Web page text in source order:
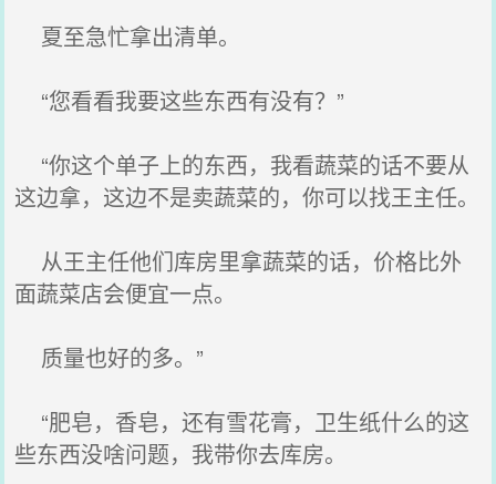
夏至急忙拿出清单。
“您看看我要这些东西有没有？”
“你这个单子上的东西，我看蔬菜的话不要从
这边拿，这边不是卖蔬菜的，你可以找王主任。
从王主任他们库房里拿蔬菜的话，价格比外
面蔬菜店会便宜一点。
质量也好的多。”
“肥皂，香皂，还有雪花膏，卫生纸什么的这
些东西没啥问题，我带你去库房。